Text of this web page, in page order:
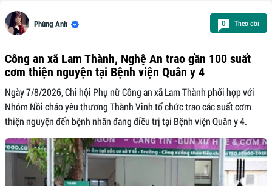
Phùng Anh 0 Theo dõi
Công an xã Lam Thành, Nghệ An trao gần 100 suất
cơm thiện nguyện tại Bệnh viện Quân y 4
Ngày 7/8/2026, Chi hội Phụ nữ Công an xã Lam Thành phối hợp với
Nhóm Nồi cháo yêu thương Thành Vinh tổ chức trao các suất cơm
thiện nguyện đến bệnh nhân đang điều trị tại Bệnh viện Quân y 4.